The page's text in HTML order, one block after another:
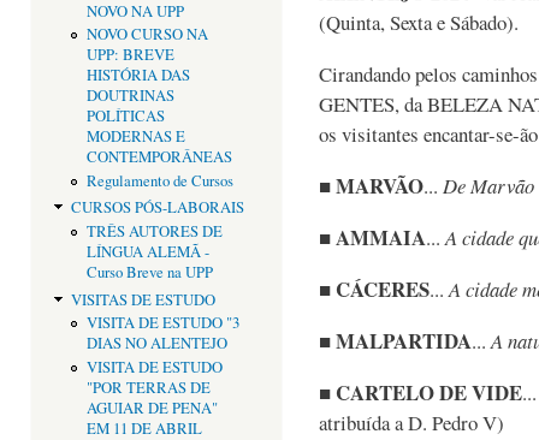
NOVO NA UPP
NOVO CURSO NA
UPP: BREVE
HISTÓRIA DAS
DOUTRINAS
POLÍTICAS
MODERNAS E
CONTEMPORÂNEAS
Regulamento de Cursos
CURSOS PÓS-LABORAIS
TRÊS AUTORES DE
LÍNGUA ALEMÃ -
Curso Breve na UPP
VISITAS DE ESTUDO
VISITA DE ESTUDO "3
DIAS NO ALENTEJO
VISITA DE ESTUDO
"POR TERRAS DE
AGUIAR DE PENA"
EM 11 DE ABRIL
(Quinta, Sexta e Sábado).
Cirandando pelos
GENTES, da BELEZA
os visitantes encantar-se-
■MARVÃO... De Marvão
■AMMAIA...A cidade
■ CÁCERES...A cidade
■MALPARTIDA...A
■ CARTELO DE VIDE
atribuída a D. Pedro V)